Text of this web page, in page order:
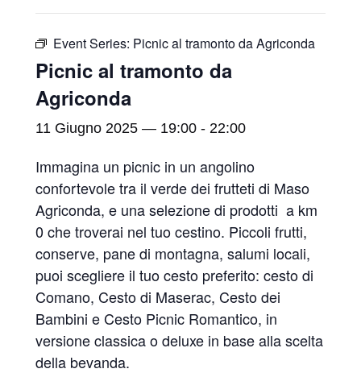
Event Series: Picnic al tramonto da Agriconda
Picnic al tramonto da
Agriconda
11 Giugno 2025 — 19:00 - 22:00
Immagina un picnic in un angolino
confortevole tra il verde dei frutteti di Maso
Agriconda, e una selezione di prodotti a km
0 che troverai nel tuo cestino. Piccoli frutti,
conserve, pane di montagna, salumi locali,
puoi scegliere il tuo cesto preferito: cesto di
Comano, Cesto di Maserac, Cesto dei
Bambini e Cesto Picnic Romantico, in
versione classica o deluxe in base alla scelta
della bevanda.